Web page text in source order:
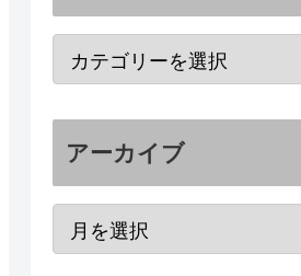
アーカイブ